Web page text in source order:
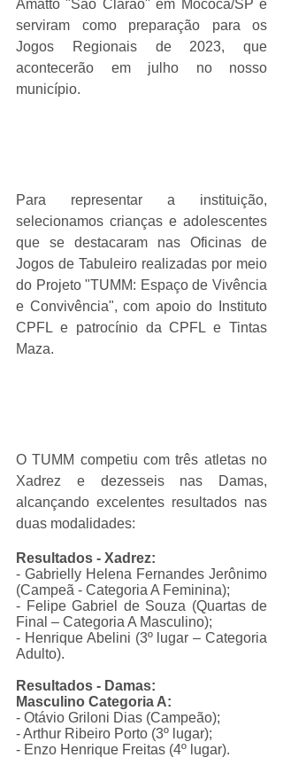
Amatto "São Clarão" em Mococa/SP e
serviram como preparação para os
Jogos Regionais de 2023, que
acontecerão em julho no nosso
município.
Para representar a instituição,
selecionamos crianças e adolescentes
que se destacaram nas Oficinas de
Jogos de Tabuleiro realizadas por meio
do Projeto "TUMM: Espaço de Vivência
e Convivência", com apoio do Instituto
CPFL e patrocínio da CPFL e Tintas
Maza.
O TUMM competiu com três atletas no
Xadrez e dezesseis nas Damas,
alcançando excelentes resultados nas
duas modalidades:
Resultados - Xadrez:
- Gabrielly Helena Fernandes Jerônimo
(Campeã - Categoria A Feminina);
- Felipe Gabriel de Souza (Quartas de
Final – Categoria A Masculino);
- Henrique Abelini (3º lugar – Categoria
Adulto).
Resultados - Damas:
Masculino Categoria A:
- Otávio Griloni Dias (Campeão);
- Arthur Ribeiro Porto (3º lugar);
- Enzo Henrique Freitas (4º lugar).